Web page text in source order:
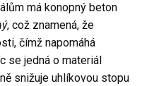
má konopný beton
, což znamená, že
čímž napomáhá
se jedná o materiál
snižuje uhlíkovou stopu